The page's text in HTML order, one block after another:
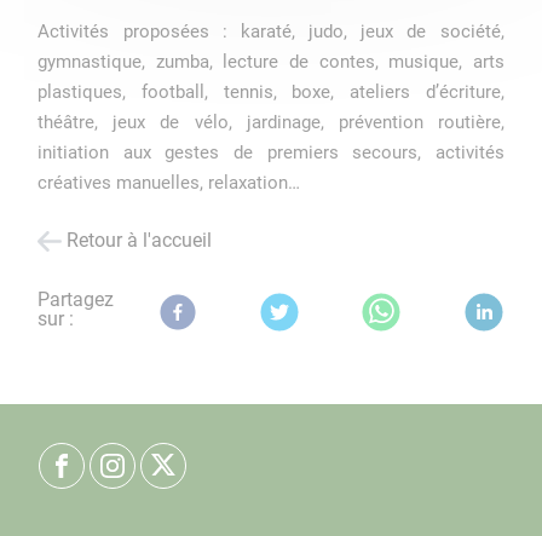
Activités proposées : karaté, judo, jeux de société,
gymnastique, zumba, lecture de contes, musique, arts
plastiques, football, tennis, boxe, ateliers d’écriture,
théâtre, jeux de vélo, jardinage, prévention routière,
initiation aux gestes de premiers secours, activités
créatives manuelles, relaxation…
Retour à l'accueil
Partagez
sur :